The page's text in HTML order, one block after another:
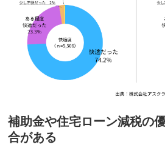
補助金や住宅ローン減税の
合がある